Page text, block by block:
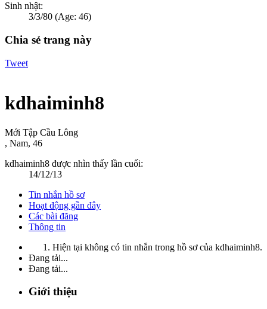
Sinh nhật:
3/3/80 (Age: 46)
Chia sẻ trang này
Tweet
kdhaiminh8
Mới Tập Cầu Lông
, Nam, 46
kdhaiminh8 được nhìn thấy lần cuối:
14/12/13
Tin nhắn hồ sơ
Hoạt động gần đây
Các bài đăng
Thông tin
Hiện tại không có tin nhắn trong hồ sơ của kdhaiminh8.
Đang tải...
Đang tải...
Giới thiệu